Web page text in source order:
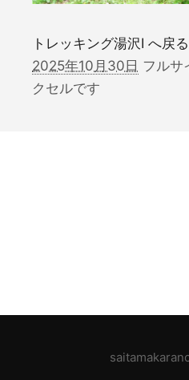
トレッキング湯沢Ⅰ へ戻る
2025年10月30日 フルサ
クセルです